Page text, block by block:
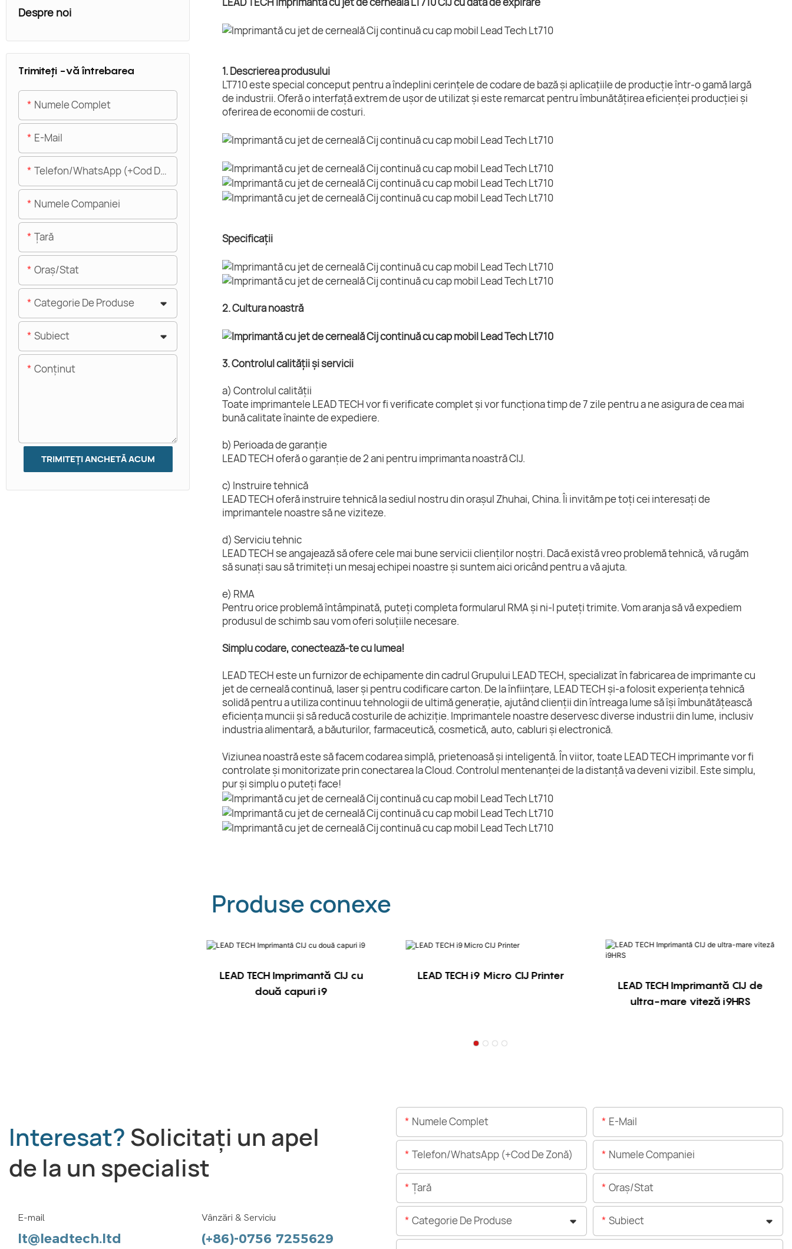
1. Descrierea produsului
LT710 este special conceput pentru a îndeplini cerințele de codare de bază și aplicațiile de producție într-o gamă largă
de industrii. Oferă o interfață extrem de ușor de utilizat și este remarcat pentru îmbunătățirea eficienței producției și
oferirea de economii de costuri.
Specificații
2. Cultura noastră
3. Controlul calității și servicii
a) Controlul calității
Toate imprimantele LEAD TECH vor fi verificate complet și vor funcționa timp de 7 zile pentru a ne asigura de cea mai
bună calitate înainte de expediere.
b) Perioada de garanție
LEAD TECH oferă o garanție de 2 ani pentru imprimanta noastră CIJ.
c) Instruire tehnică
LEAD TECH oferă instruire tehnică la sediul nostru din orașul Zhuhai, China. Îi invităm pe toți cei interesați de
imprimantele noastre să ne viziteze.
d) Serviciu tehnic
LEAD TECH se angajează să ofere cele mai bune servicii clienților noștri. Dacă există vreo problemă tehnică, vă rugăm
să sunați sau să trimiteți un mesaj echipei noastre și suntem aici oricând pentru a vă ajuta.
e) RMA
Pentru orice problemă întâmpinată, puteți completa formularul RMA și ni-l puteți trimite. Vom aranja să vă expediem
produsul de schimb sau vom oferi soluțiile necesare.
Simplu codare, conectează-te cu lumea!
LEAD TECH este un furnizor de echipamente din cadrul Grupului LEAD TECH, specializat în fabricarea de imprimante cu
jet de cerneală continuă, laser și pentru codificare carton. De la înființare, LEAD TECH și-a folosit experiența tehnică
solidă pentru a utiliza continuu tehnologii de ultimă generație, ajutând clienții din întreaga lume să își îmbunătățească
eficiența muncii și să reducă costurile de achiziție. Imprimantele noastre deservesc diverse industrii din lume, inclusiv
industria alimentară, a băuturilor, farmaceutică, cosmetică, auto, cabluri și electronică.
Viziunea noastră este să facem codarea simplă, prietenoasă și inteligentă. În viitor, toate LEAD TECH imprimante vor fi
controlate și monitorizate prin conectarea la Cloud. Controlul mentenanței de la distanță va deveni vizibil. Este simplu,
pur și simplu o puteți face!
Produse conexe
LEAD TECH Imprimantă CIJ cu
două capuri i9
LEAD TECH i9 Micro CIJ Printer
LEAD TECH Imprimantă CIJ de
ultra-mare viteză i9HRS
Despre noi
Trimiteți -vă întrebarea
Numele Complet
E-Mail
Telefon/WhatsApp (+Cod De Zonă)
Numele Companiei
Ţară
Oraș/stat
Categorie De Produse
Subiect
Conţinut
TRIMITEȚI ANCHETĂ ACUM
Interesat? Solicitați un apel
de la un specialist
E-mail
lt@leadtech.ltd
Vânzări & Serviciu
(+86)-0756 7255629
Numele Complet E-Mail
Telefon/WhatsApp (+Cod De Zonă) Numele Companiei
Ţară Oraș/stat
Categorie De Produse Subiect